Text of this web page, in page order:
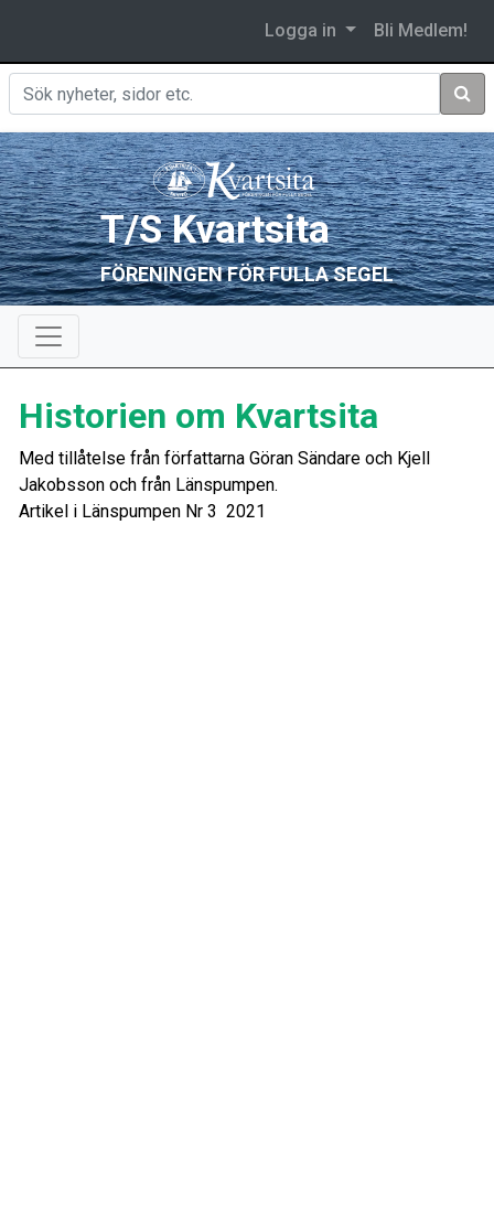
Logga in Bli Medlem!
Sök
T/S Kvartsita
FÖRENINGEN FÖR FULLA SEGEL
Historien om Kvartsita
Med tillåtelse från författarna Göran Sändare och Kjell
Jakobsson och från Länspumpen.
Artikel i Länspumpen Nr 3 2021